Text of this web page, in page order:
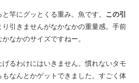
竿にグッとくる重み。魚です。 この引
り引きませんがなかなかの重量感。手前
なかのサイズですねー。
るわけにはいきません。慣れないタモ
もなんとかゲットできました。すごく体